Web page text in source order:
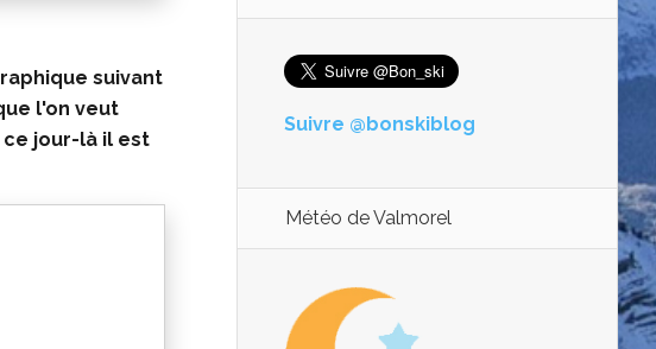
suivant
l'on veut
ce jour-là il est
Suivre @bonskiblog
Météo de Valmorel